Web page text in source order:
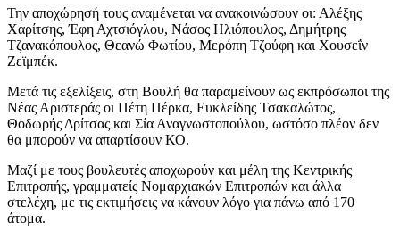
Την αποχώρησή τους αναμένεται να ανακοινώσουν οι: Αλέξης
Χαρίτσης, Έφη Αχτσιόγλου, Νάσος Ηλιόπουλος, Δημήτρης
Τζανακόπουλος, Θεανώ Φωτίου, Μερόπη Τζούφη και Χουσεΐν
Ζεϊμπέκ.
Μετά τις εξελίξεις, στη Βουλή θα παραμείνουν ως εκπρόσωποι της
Νέας Αριστεράς οι Πέτη Πέρκα, Ευκλείδης Τσακαλώτος,
Θοδωρής Δρίτσας και Σία Αναγνωστοπούλου, ωστόσο πλέον δεν
θα μπορούν να απαρτίσουν ΚΟ.
Μαζί με τους βουλευτές αποχωρούν και μέλη της Κεντρικής
Επιτροπής, γραμματείς Νομαρχιακών Επιτροπών και άλλα
στελέχη, με τις εκτιμήσεις να κάνουν λόγο για πάνω από 170
άτομα.